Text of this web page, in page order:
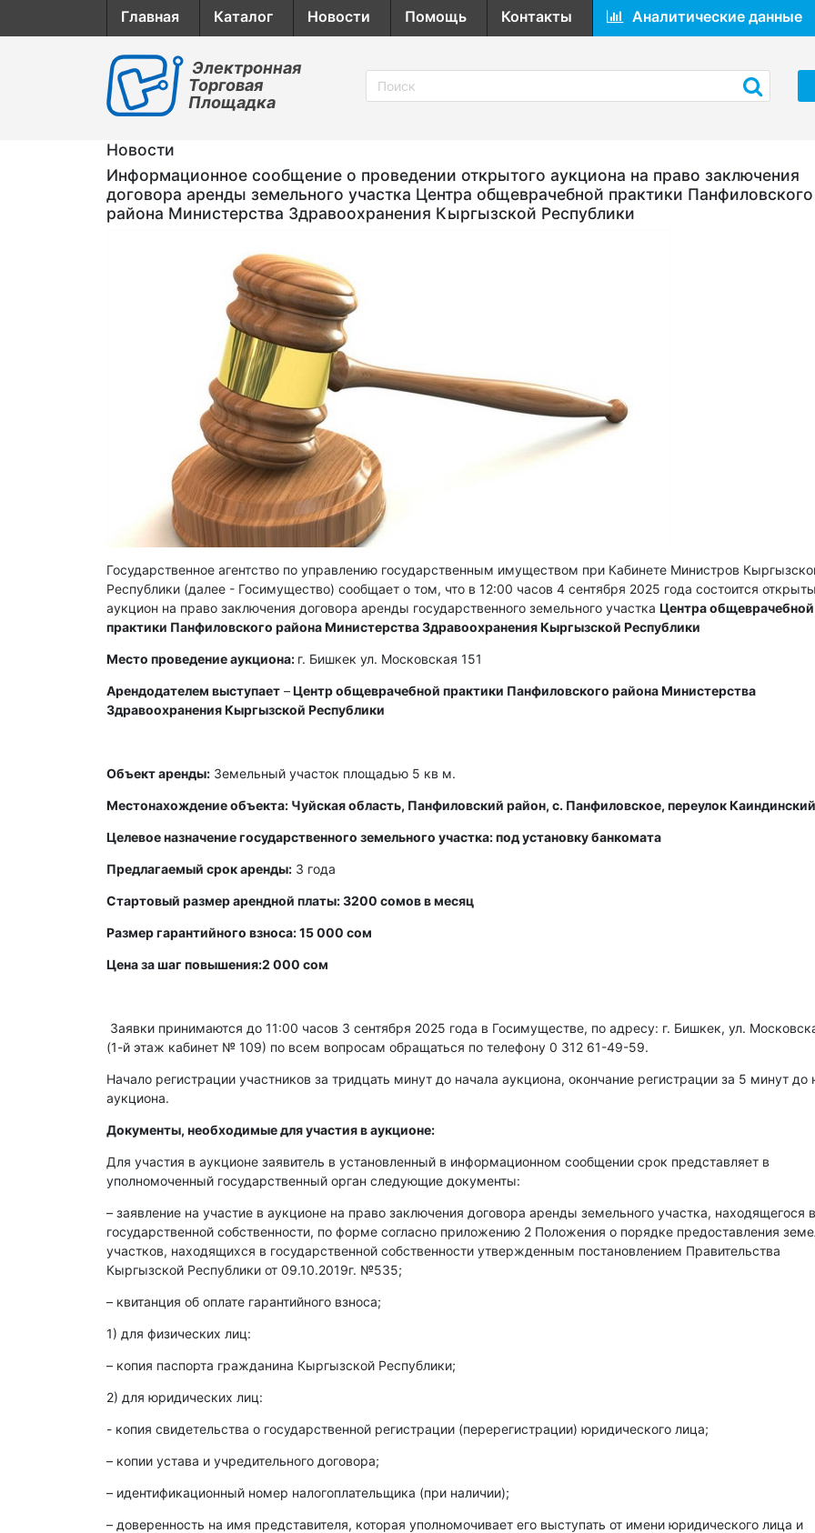
Главная Каталог Новости Помощь Контакты Аналитические данные
Электронная
Торговая
Площадка
Новости
Информационное сообщение о проведении открытого аукциона на право заключения
договора аренды земельного участка Центра общеврачебной практики Панфиловского
района Министерства Здравоохранения Кыргызской Республики
Государственное агентство по управлению государственным имуществом при Кабинете Министров
Республики (далее - Госимущество) сообщает о том, что в 12:00 часов 4 сентября 2025 года состоится
аукцион на право заключения договора аренды государственного земельного участка Центра общеврачебной
практики Панфиловского района Министерства Здравоохранения Кыргызской Республики
Место проведение аукциона: г. Бишкек ул. Московская 151
Арендодателем выступает –Центр общеврачебной практики Панфиловского района Министерства
Здравоохранения Кыргызской Республики
Объект аренды: Земельный участок площадью 5 кв м.
Местонахождение объекта: Чуйская область, Панфиловский район, с. Панфиловское, переулок
Целевое назначение государственного земельного участка: под установку банкомата
Предлагаемый срок аренды: 3 года
Стартовый размер арендной платы: 3200 сомов в месяц
Размер гарантийного взноса: 15 000 сом
Цена за шаг повышения:2 000 сом
Заявки принимаются до 11:00 часов 3 сентября 2025 года в Госимуществе, по адресу: г. Бишкек, ул.
(1-й этаж кабинет № 109) по всем вопросам обращаться по телефону 0 312 61-49-59.
Начало регистрации участников за тридцать минут до начала аукциона, окончание регистрации за 5 минут до
аукциона.
Документы, необходимые для участия в аукционе:
Для участия в аукционе заявитель в установленный в информационном сообщении срок представляет в
уполномоченный государственный орган следующие документы:
– заявление на участие в аукционе на право заключения договора аренды земельного участка, находящегося в
государственной собственности, по форме согласно приложению 2 Положения о порядке предоставления
участков, находящихся в государственной собственности утвержденным постановлением Правительства
Кыргызской Республики от 09.10.2019г. №535;
– квитанция об оплате гарантийного взноса;
1) для физических лиц:
– копия паспорта гражданина Кыргызской Республики;
2) для юридических лиц:
- копия свидетельства о государственной регистрации (перерегистрации) юридического лица;
– копии устава и учредительного договора;
– идентификационный номер налогоплательщика (при наличии);
– доверенность на имя представителя, которая уполномочивает его выступать от имени юридического лица и